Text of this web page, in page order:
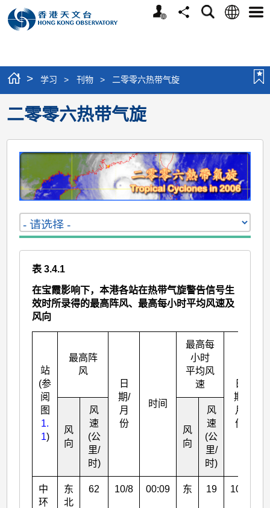
个
分
搜
语
选
> 学习 > 刊物 > 二零零六热带气旋
二零零六热带气旋
表 3.4.1
在宝霞影响下，本港各站在热带气旋警告信号生
效时所录得的最高阵风、最高每小时平均风速及
风向
站
(参
阅
图
1.
1)
最高阵
风
日
期/
月
份
时间
最高每
小时
平均风
速
日
期/
月
份
风
向
风
速
(公
里/
时)
风
向
风
速
(公
里/
时)
中
环
东
北
62 10/8 00:09 东 19 10/8